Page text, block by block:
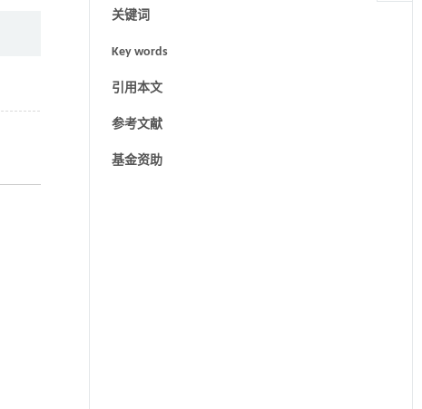
关键词
Key words
引用本文
参考文献
基金资助